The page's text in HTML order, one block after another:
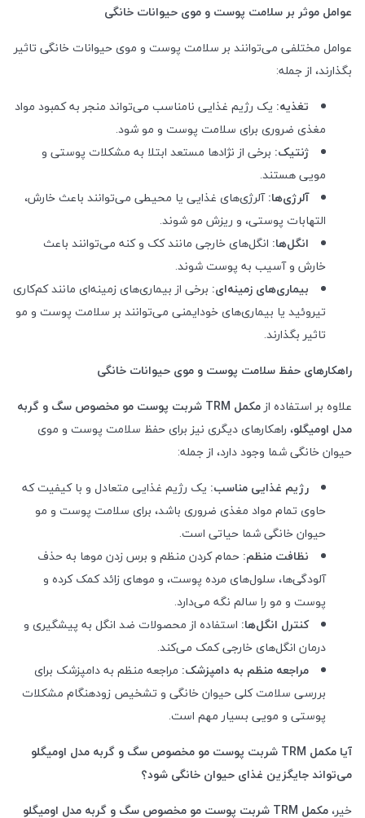
عوامل موثر بر سلامت پوست و موی حیوانات خانگی
عوامل مختلفی می‌توانند بر سلامت پوست و موی حیوانات خانگی تاثیر
بگذارند، از جمله:
تغذیه: یک رژیم غذایی نامناسب می‌تواند منجر به کمبود مواد
مغذی ضروری برای سلامت پوست و مو شود.
ژنتیک: برخی از نژادها مستعد ابتلا به مشکلات پوستی و
مویی هستند.
آلرژی‌ها:آلرژی‌های غذایی یا محیطی می‌توانند باعث خارش،
التهابات پوستی، و ریزش مو شوند.
انگل‌ها: انگل‌های خارجی مانند کک و کنه می‌توانند باعث
خارش و آسیب به پوست شوند.
بیماری‌های زمینه‌ای: برخی از بیماری‌های زمینه‌ای مانند کم‌کاری
تیروئید یا بیماری‌های خودایمنی می‌توانند بر سلامت پوست و مو
تاثیر بگذارند.
راهکارهای حفظ سلامت پوست و موی حیوانات خانگی
علاوه بر استفاده از مکمل TRM شربت پوست مو مخصوص سگ و گربه
مدل اومیگلو، راهکارهای دیگری نیز برای حفظ سلامت پوست و موی
حیوان خانگی شما وجود دارد، از جمله:
رژیم غذایی مناسب: یک رژیم غذایی متعادل و با کیفیت که
حاوی تمام مواد مغذی ضروری باشد، برای سلامت پوست و مو
حیوان خانگی شما حیاتی است.
نظافت منظم: حمام کردن منظم و برس زدن موها به حذف
آلودگی‌ها، سلول‌های مرده پوست، و موهای زائد کمک کرده و
پوست و مو را سالم نگه می‌دارد.
کنترل انگل‌ها: استفاده از محصولات ضد انگل به پیشگیری و
درمان انگل‌های خارجی کمک می‌کند.
مراجعه منظم به دامپزشک: مراجعه منظم به دامپزشک برای
بررسی سلامت کلی حیوان خانگی و تشخیص زودهنگام مشکلات
پوستی و مویی بسیار مهم است.
آیا مکمل TRM شربت پوست مو مخصوص سگ و گربه مدل اومیگلو
می‌تواند جایگزین غذای حیوان خانگی شود؟
خیر،مکمل TRM شربت پوست مو مخصوص سگ و گربه مدل اومیگلو